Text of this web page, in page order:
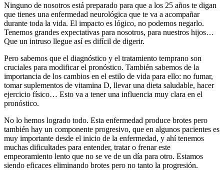
Ninguno de nosotros está preparado para que a los 25 años te digan
que tienes una enfermedad neurológica que te va a acompañar
durante toda la vida. El impacto es lógico, no podemos negarlo.
Tenemos grandes expectativas para nosotros, para nuestros hijos…
Que un intruso llegue así es difícil de digerir.
Pero sabemos que el diagnóstico y el tratamiento temprano son
cruciales para modificar el pronóstico. También sabemos de la
importancia de los cambios en el estilo de vida para ello: no fumar,
tomar suplementos de vitamina D, llevar una dieta saludable, hacer
ejercicio físico… Esto va a tener una influencia muy clara en el
pronóstico.
No lo hemos logrado todo. Esta enfermedad produce brotes pero
también hay un componente progresivo, que en algunos pacientes es
muy importante desde el inicio de la enfermedad, y ahí tenemos
muchas dificultades para entender, tratar o frenar este
empeoramiento lento que no se ve de un día para otro. Estamos
siendo eficaces eliminando brotes pero no tanto la progresión.